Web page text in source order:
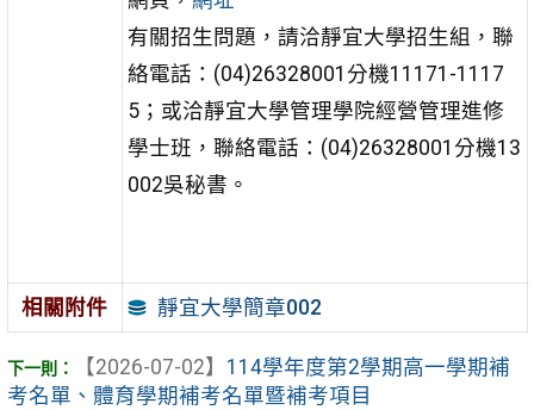
有關招生問題，請洽靜宜大學招生組，聯
絡電話：(04)26328001分機11171-1117
5；或洽靜宜大學管理學院經營管理進修
學士班，聯絡電話：(04)26328001分機13
002吳秘書。
相關附件 靜宜大學簡章002
【2026-07-02】 114學年度第2學期高一學期補
考名單、體育學期補考名單暨補考項目